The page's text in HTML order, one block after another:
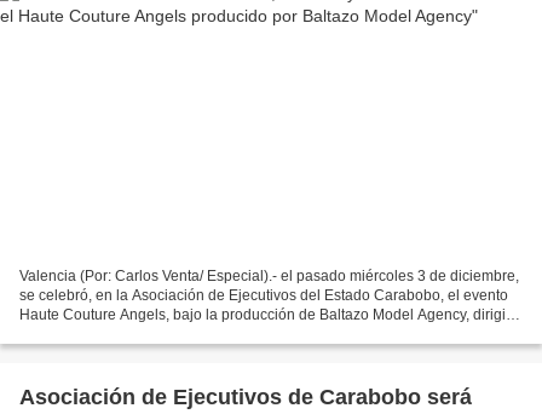
Valencia (Por: Carlos Venta/ Especial).- el pasado miércoles 3 de diciembre,
se celebró, en la Asociación de Ejecutivos del Estado Carabobo, el evento
Haute Couture Angels, bajo la producción de Baltazo Model Agency, dirigida
Asociación de Ejecutivos de Carabobo será